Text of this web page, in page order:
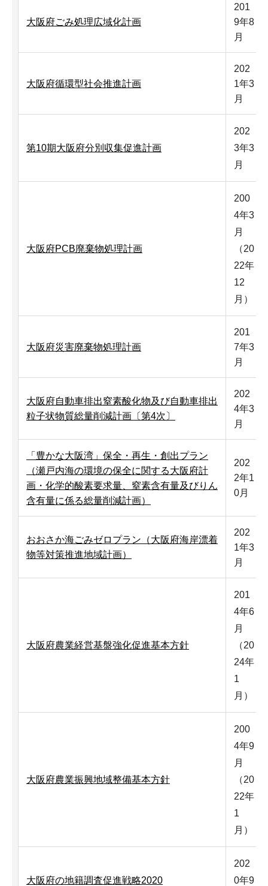
大阪府ごみ処理広域化計画
201
9年8
月
大阪府循環型社会推進計画
202
1年3
月
第10期大阪府分別収集促進計画
202
3年3
月
大阪府PCB廃棄物処理計画
200
4年3
月
（20
22年
12
月）
大阪府災害廃棄物処理計画
201
7年3
月
大阪府自動車排出窒素酸化物及び自動車排出
粒子状物質総量削減計画〔第4次〕
202
4年3
月
「豊かな大阪湾」保全・再生・創出プラン
（瀬戸内海の環境の保全に関する大阪府計
画・化学的酸素要求量、窒素含有量及びりん
含有量に係る総量削減計画）
202
2年1
0月
おおさか海ごみゼロプラン（大阪府海岸漂着
物等対策推進地域計画）
202
1年3
月
大阪府農業経営基盤強化促進基本方針
201
4年6
月
（20
24年
1
月）
大阪府農業振興地域整備基本方針
200
4年9
月
（20
22年
1
月）
大阪府の地籍調査促進戦略2020
202
0年9